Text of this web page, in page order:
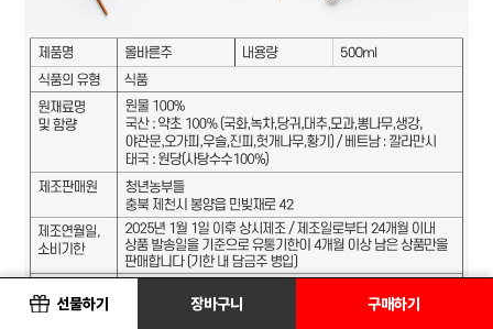
선물하기 장바구니 구매하기